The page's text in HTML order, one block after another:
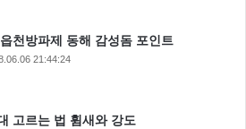
천방파제 동해 감성돔 포인트
21:44:24
고르는 법 휨새와 강도